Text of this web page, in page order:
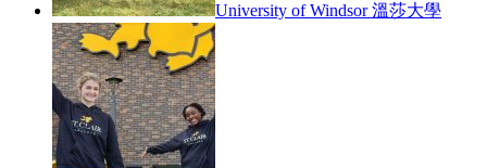
University of Windsor 溫莎大學